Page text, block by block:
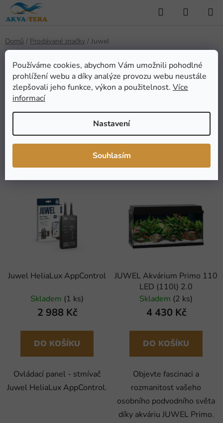
Používáme cookies, abychom Vám umožnili pohodlné
prohlížení webu a díky analýze provozu webu neustále
zlepšovali jeho funkce, výkon a použitelnost. Více
informací
Nastavení
Souhlasím
Přejít
na
Hledat
Domů / Prodávané značky / Juwel
Juwel
z
d
o
Juwel HeliaLux AppControl
Skladem (1 ks)
2 988 Kč
DO KOŠÍKU
Ovládací panel - stmívač
Juwel HeliaLux AppControl.
JUWEL Akvárium Primo 110
LED (110l) 2.0
Skladem (2 ks)
4 430 Kč
DO KOŠÍKU
Objevte fascinaci a
rozmanitost vašeho
osobního podvodního světa
díky akváriu JUWEL Primo.